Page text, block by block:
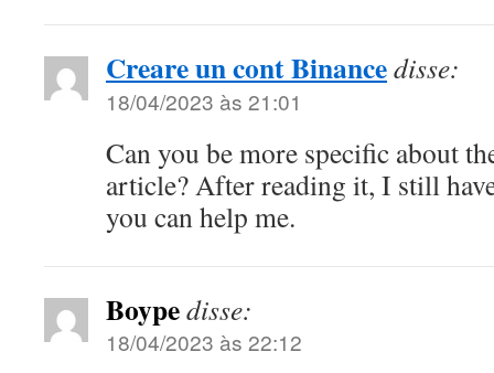
Creare un cont Binancedisse:
18/04/2023 às 21:01
Can you be more specific about
article? After reading it, I still
you can help me.
Boypedisse:
18/04/2023 às 22:12